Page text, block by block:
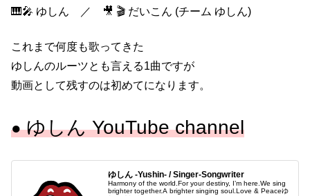
🎹🎤 ゆしん ／ 🎥 🎬 だいこん (チーム ゆしん)
これまで何度も歌ってきた
ゆしんのルーツとも言える1曲ですが
動画として残すのは初めてになります。
●ゆしん YouTube channel
ゆしん -Yushin- / Singer-Songwriter
Harmony of the world.For your destiny, I’m here.We sing
brighter together.A brighter singing soul.Love & Peaceゆ